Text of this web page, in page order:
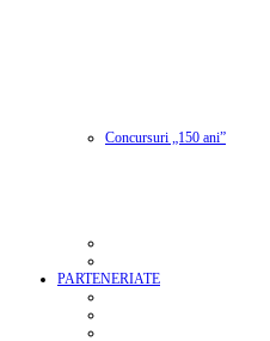
Concursuri „150 ani”
PARTENERIATE